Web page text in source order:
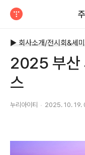
▶ 회사소개/전시회&세
2025 부산
스
누리아이티 2025. 10. 19.